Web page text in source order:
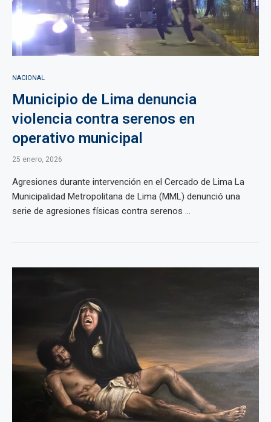
NACIONAL
Municipio de Lima denuncia
violencia contra serenos en
operativo municipal
25 enero, 2026
Agresiones durante intervención en el Cercado de Lima La
Municipalidad Metropolitana de Lima (MML) denunció una
serie de agresiones físicas contra serenos ...